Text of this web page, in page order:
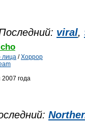
viral,
лица /Хоррор
2007 года